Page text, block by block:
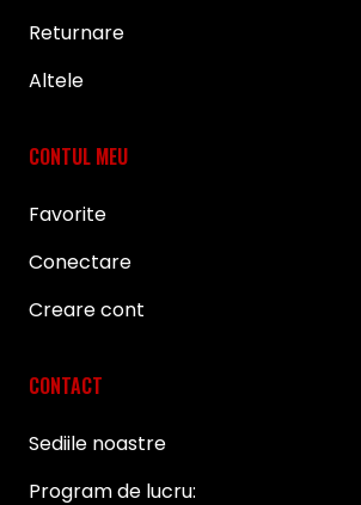
Returnare
Altele
CONTUL MEU
Favorite
Conectare
Creare cont
CONTACT
Sediile noastre
Program de lucru: